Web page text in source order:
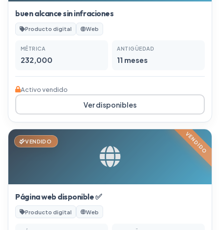
buen alcance sin infraciones
Producto digital Web
MÉTRICA
232,000
ANTIGÜEDAD
11 meses
Activo vendido
Ver disponibles
VENDIDO VENDIDO
Página web disponible ✅
Producto digital Web